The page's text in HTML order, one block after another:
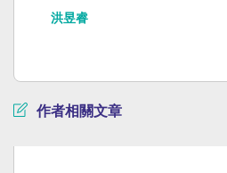
洪昱睿
作者相關文章